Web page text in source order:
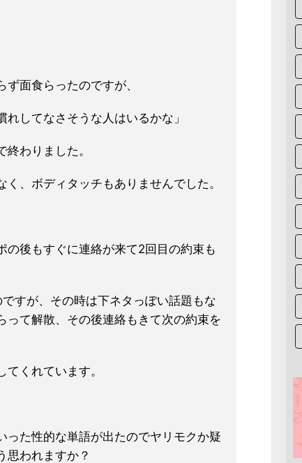
面食らったのですが、
してなさそうな人はいるかな」
わりました。
、ボディタッチもありませんでした。
の後もすぐに連絡が来て2回 目の約束も
すが、その時は下ネタっぽい話題もな
って解散、その後連絡もきて次の約束を
くれています。
った性的な単語が出たのでヤ リモクか疑
思われますか？